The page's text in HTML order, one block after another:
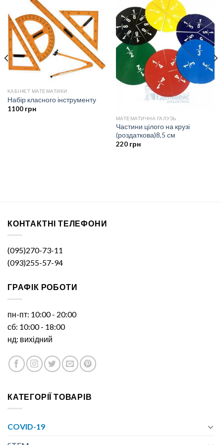
КАБІНЕТ МАТЕМАТИКИ
Набір класного інструменту
1100 грн
МАТЕМАТИЧНА ГАЛУЗЬ
Частини цілого на крузі
(роздаткова)8,5 см
220 грн
КОНТАКТНІ ТЕЛЕФОНИ
(095)270-73-11
(093)255-57-94
ГРАФІК РОБОТИ
пн-пт: 10:00 - 20:00
сб: 10:00 - 18:00
нд: вихідний
КАТЕГОРІЇ ТОВАРІВ
COVID-19